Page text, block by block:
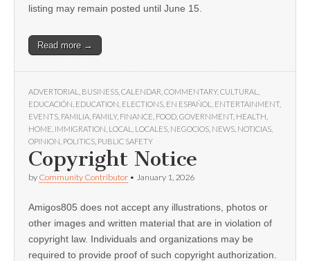
listing may remain posted until June 15.
Read more →
ADVERTORIAL BUSINESS CALENDAR COMMENTARY, CULTURAL
EDUCACIÓN EDUCATION ELECTIONS EN ESPAÑOL ENTERTAINMENT,
EVENTS FAMILIA FAMILY, FINANCE FOOD GOVERNMENT, HEALTH
HOME IMMIGRATION LOCAL LOCALES NEGOCIOS NEWS NOTICIAS
OPINION POLITICS PUBLIC SAFETY
Copyright Notice
by Community Contributor • January 1, 2026
Amigos805 does not accept any illustrations, photos or
other images and written material that are in violation of
copyright law. Individuals and organizations may be
required to provide proof of such copyright authorization.